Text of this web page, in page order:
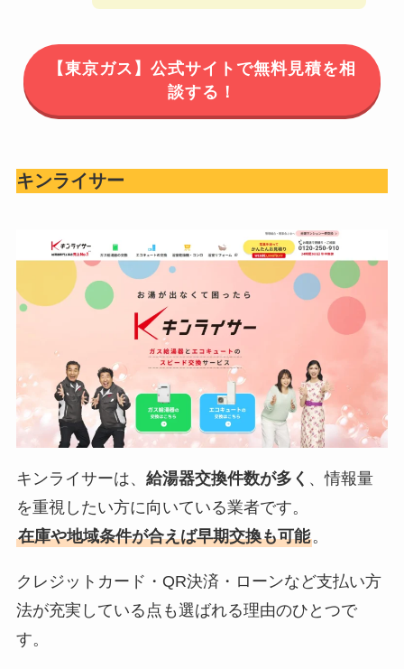
【東京ガス】公式サイトで無料見積を相
談する！
キンライサー
キンライサーは、 給湯器交換件数が多く 、情報量
を重視したい方に向いている業者です。
在庫や地域条件が合えば早期交換も可能。
クレジットカード・QR決済・ローンなど支払い方
法が充実している点も選ばれる理由のひとつで
す。